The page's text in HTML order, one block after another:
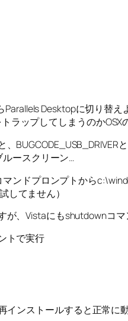
Desktopに切り替
ラップしてしまうのかOSX
ースクリーン…
ンドプロンプトから
してません）
、Vistaにもshutdownコ
トで実行
インストールすると正常